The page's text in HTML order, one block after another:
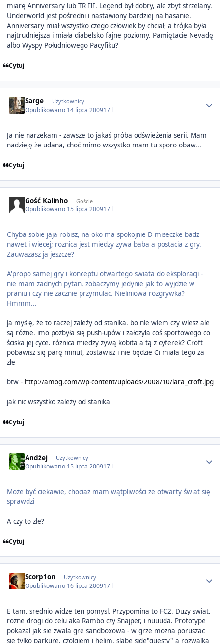
miarę Anniversary lub TR III. Legend był dobry, ale zbyt strzelany.
Underworld jest pośredni i nastawiony bardziej na hasanie.
Anniversary miał wszystko czego człowiek by chciał, a trójka była
najtrudniejsza i miała diabelsko fajne poziomy. Pamiętacie Nevadę
albo Wyspy Południowego Pacyfiku?
Cytuj
Sarge Użytkownicy
Opublikowano 14 lipca 200917 l
Ja nie narzekam - zawsze to jakaś próba odświeżenia serii. Mam
nadzieję że udana, choć mimo wszystko mam tu sporo obaw...
Cytuj
Gość Kalinho Goście
Opublikowano 15 lipca 200917 l
Chyba sobie jaja robisz, na oko ma spokojnie D miseczke badz
nawet i wiecej; roznica jest miedzy zywa baba a postacia z gry.
Zauwazasz ja jeszcze?
A'propo samej gry i konceptu otwartego swiata do eksploracji -
nie mam zadnych pytan, zobaczymy jedynie jak to wyjdzie w
praniu i czy nie zacznie przymulac. Nieliniowa rozgrywka?
Hmmm...
ja myślę, że to raczej zależy od stanika. bo nie wiem czy wiesz ale
są różne. imo pozbyła się push-upów i założyła coś sportowego co
ściska jej cyce. różnica miedzy żywą kobita a tą z cyferek? Croft
pobawisz się parę minut, zostawisz i nie będzie Ci miała tego za
złe
btw - http://amog.com/wp-content/uploads/2008/10/lara_croft.jpg
jak nic wszystko zależy od stanika
Cytuj
Andżej Użytkownicy
Opublikowano 15 lipca 200917 l
Może być ciekawie, chociaż mam wątpliwości że otwarty świat się
sprawdzi
A czy to zle?
Cytuj
Scorp1on Użytkownicy
Opublikowano 16 lipca 200917 l
E tam, srednio widze ten pomysl. Przypomina to FC2. Duzy swiat,
rozne drogi do celu aka Rambo czy Snajper, i nuuuda. Prototype
pokazal jak sie zwala gre sandboxowa - w grze mozna poruszac
sie tylko parkure, czolgiem i helim, slabe side"questy" a rozwalka